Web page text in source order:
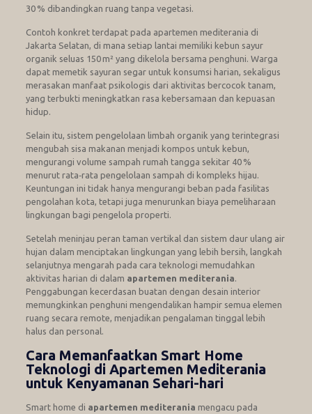
30 % dibandingkan ruang tanpa vegetasi.
Contoh konkret terdapat pada apartemen mediterania di
Jakarta Selatan, di mana setiap lantai memiliki kebun sayur
organik seluas 150 m² yang dikelola bersama penghuni. Warga
dapat memetik sayuran segar untuk konsumsi harian, sekaligus
merasakan manfaat psikologis dari aktivitas bercocok tanam,
yang terbukti meningkatkan rasa kebersamaan dan kepuasan
hidup.
Selain itu, sistem pengelolaan limbah organik yang terintegrasi
mengubah sisa makanan menjadi kompos untuk kebun,
mengurangi volume sampah rumah tangga sekitar 40 %
menurut rata‑rata pengelolaan sampah di kompleks hijau.
Keuntungan ini tidak hanya mengurangi beban pada fasilitas
pengolahan kota, tetapi juga menurunkan biaya pemeliharaan
lingkungan bagi pengelola properti.
Setelah meninjau peran taman vertikal dan sistem daur ulang air
hujan dalam menciptakan lingkungan yang lebih bersih, langkah
selanjutnya mengarah pada cara teknologi memudahkan
aktivitas harian di dalam apartemen mediterania
Penggabungan kecerdasan buatan dengan desain interior
memungkinkan penghuni mengendalikan hampir semua elemen
ruang secara remote, menjadikan pengalaman tinggal lebih
halus dan personal.
Cara Memanfaatkan Smart Home
Teknologi di Apartemen Mediterania
untuk Kenyamanan Sehari-hari
Smart home di apartemen mediterania mengacu pada